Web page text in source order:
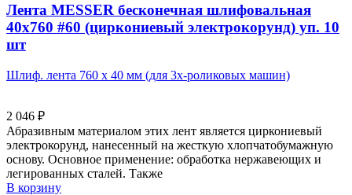
Лента MESSER бесконечная шлифовальная
40х760 #60 (циркониевый электрокорунд) уп. 10
шт
Шлиф. лента 760 х 40 мм (для 3х-роликовых машин)
2 046 ₽
Абразивным материалом этих лент является циркониевый
электрокорунд, нанесенный на жесткую хлопчатобумажную
основу. Основное применение: обработка нержавеющих и
легированных сталей. Также
В корзину